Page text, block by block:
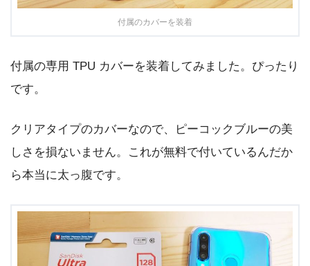
付属のカバーを装着
付属の専用 TPU カバーを装着してみました。ぴったり
です。
クリアタイプのカバーなので、ピーコックブルーの美
しさを損ないません。これが無料で付いているんだか
ら本当に太っ腹です。